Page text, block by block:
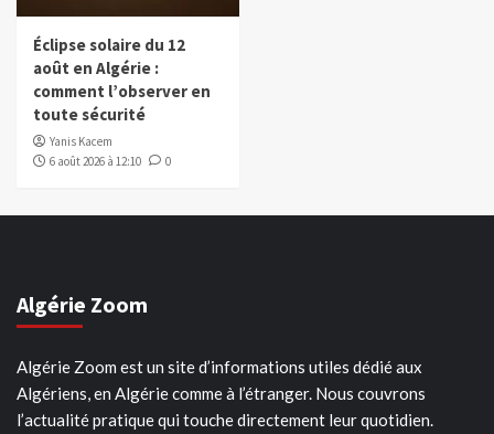
Éclipse solaire du 12
août en Algérie :
comment l’observer en
toute sécurité
Yanis Kacem
6 août 2026 à 12:10
0
Algérie Zoom
Algérie Zoom est un site d’informations utiles dédié aux
Algériens, en Algérie comme à l’étranger. Nous couvrons
l’actualité pratique qui touche directement leur quotidien.